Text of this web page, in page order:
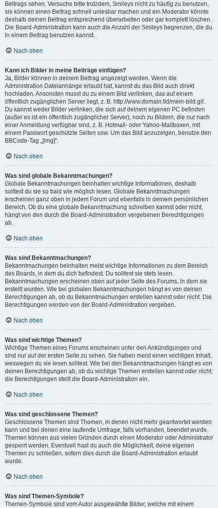
Beitrags sehen. Versuche bitte trotzdem, Smileys nicht zu häufig zu benutzen,
sie können einen Beitrag schnell unlesbar machen und ein Moderator könnte
deshalb deinen Beitrag entsprechend überarbeiten oder gar komplett löschen.
Die Board-Administration kann auch die Anzahl der Smileys begrenzen, die du
in einem Beitrag benutzen kannst.
Nach oben
Kann ich Bilder in meine Beiträge einfügen?
Ja, Bilder können in deinem Beitrag angezeigt werden. Wenn die
Administration Dateianhänge erlaubt hat, kannst du das Bild auch direkt
hochladen. Ansonsten musst du zu einem Bild verlinken, das auf einem
öffentlich zugänglichen Server liegt, z. B. http://www.domain.tld/mein-bild.gif.
Du kannst weder Bilder verlinken, die sich auf deinem eigenen PC befinden
(außer es ist ein öffentlich zugänglicher Server), noch zu Bildern, die nur nach
einer Anmeldung verfügbar sind, z. B. Hotmail- oder Yahoo-Mailboxen, mit
einem Passwort geschützte Seiten usw. Um das Bild anzuzeigen, benutze den
BBCode-Tag „[img]“.
Nach oben
Was sind globale Bekanntmachungen?
Globale Bekanntmachungen beinhalten wichtige Informationen, deshalb
solltest du sie so bald wie möglich lesen. Globale Bekanntmachungen
erscheinen ganz oben in jedem Forum und ebenfalls in deinem persönlichen
Bereich. Ob du eine globale Bekanntmachung schreiben kannst oder nicht,
hängt von den durch die Board-Administration vergebenen Berechtigungen
ab.
Nach oben
Was sind Bekanntmachungen?
Bekanntmachungen beinhalten meist wichtige Informationen zu dem Bereich
des Boards, in dem du dich befindest. Du solltest sie stets lesen.
Bekanntmachungen erscheinen oben auf jeder Seite des Forums, in dem sie
erstellt wurden. Wie bei globalen Bekanntmachungen hängt es von deinen
Berechtigungen ab, ob du Bekanntmachungen erstellen kannst oder nicht. Die
Berechtigungen werden von der Board-Administration vergeben.
Nach oben
Was sind wichtige Themen?
Wichtige Themen eines Forums erscheinen unter den Ankündigungen und
sind nur auf der ersten Seite zu sehen. Sie haben meist einen wichtigen Inhalt,
weswegen du sie lesen solltest. Wie bei den Bekanntmachungen hängt es von
deinen Berechtigungen ab, ob du wichtige Themen erstellen kannst oder nicht;
die Berechtigungen stellt die Board-Administration ein.
Nach oben
Was sind geschlossene Themen?
Geschlossene Themen sind Themen, in denen nicht mehr geantwortet werden
kann und bei denen eine laufende Umfrage, falls vorhanden, beendet wurde.
Themen können aus vielen Gründen durch einen Moderator oder Administrator
gesperrt werden. Eventuell hast du auch die Möglichkeit, deine eigenen
Themen zu schließen, sofern dies durch die Board-Administration erlaubt
wurde.
Nach oben
Was sind Themen-Symbole?
Themen-Symbole sind vom Autor ausgewählte Bilder, welche mit einem